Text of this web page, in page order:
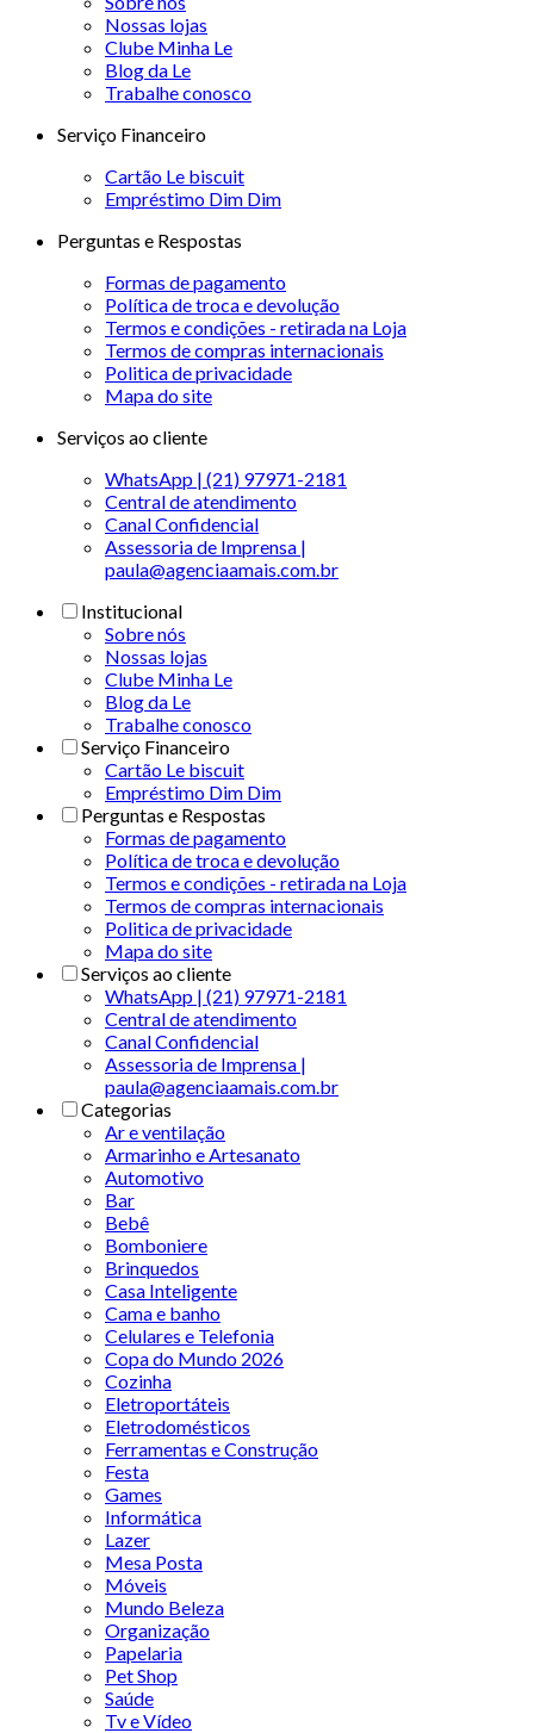
Nossas lojas
Clube Minha Le
Blog da Le
Trabalhe conosco
Serviço Financeiro
Cartão Le biscuit
Empréstimo Dim Dim
Perguntas e Respostas
Formas de pagamento
Política de troca e devolução
Termos e condições - retirada na Loja
Termos de compras internacionais
Politica de privacidade
Mapa do site
Serviços ao cliente
WhatsApp | (21) 97971-2181
Central de atendimento
Canal Confidencial
Assessoria de Imprensa |
paula@agenciaamais.com.br
Institucional
Sobre nós
Nossas lojas
Clube Minha Le
Blog da Le
Trabalhe conosco
Serviço Financeiro
Cartão Le biscuit
Empréstimo Dim Dim
Perguntas e Respostas
Formas de pagamento
Política de troca e devolução
Termos e condições - retirada na Loja
Termos de compras internacionais
Politica de privacidade
Mapa do site
Serviços ao cliente
WhatsApp | (21) 97971-2181
Central de atendimento
Canal Confidencial
Assessoria de Imprensa |
paula@agenciaamais.com.br
Categorias
Ar e ventilação
Armarinho e Artesanato
Automotivo
Bar
Bebê
Bomboniere
Brinquedos
Casa Inteligente
Cama e banho
Celulares e Telefonia
Copa do Mundo 2026
Cozinha
Eletroportáteis
Eletrodomésticos
Ferramentas e Construção
Festa
Games
Informática
Lazer
Mesa Posta
Móveis
Mundo Beleza
Organização
Papelaria
Pet Shop
Saúde
Tv e Vídeo